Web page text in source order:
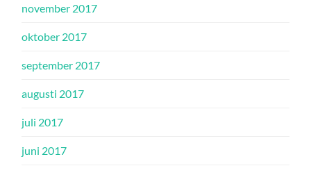
november 2017
oktober 2017
september 2017
augusti 2017
juli 2017
juni 2017